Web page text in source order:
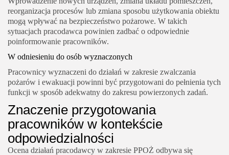
reorganizacja procesów lub zmiana sposobu użytkowania obiektu
mogą wpływać na bezpieczeństwo pożarowe. W takich
sytuacjach pracodawca powinien zadbać o odpowiednie
poinformowanie pracowników.
W odniesieniu do osób wyznaczonych
Pracownicy wyznaczeni do działań w zakresie zwalczania
pożarów i ewakuacji powinni być przygotowani do pełnienia tych
funkcji w sposób adekwatny do zakresu powierzonych zadań.
Znaczenie przygotowania
pracowników w kontekście
odpowiedzialności
Ocena działań pracodawcy w zakresie PPOŻ odbywa się